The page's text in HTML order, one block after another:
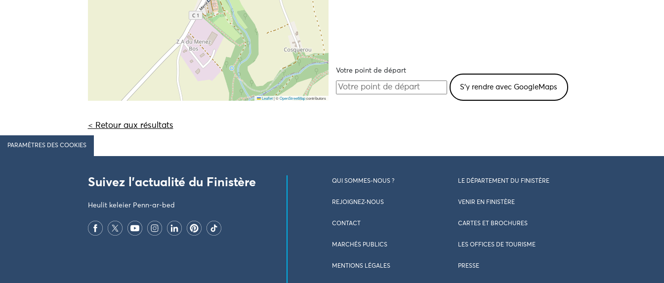
Leaflet |©OpenStreetMapcontributors
Votre point de départ
< Retour aux résultats
PARAMÈTRES DES COOKIES
Suivez l'actualité du Finistère
Heulit keleier Penn-ar-bed
QUI SOMMES-NOUS ? LE DÉPARTEMENT DU FINISTÈRE
REJOIGNEZ-NOUS VENIR EN FINISTÈRE
CONTACT CARTES ET BROCHURES
MARCHÉS PUBLICS LES OFFICES DE TOURISME
MENTIONS LÉGALES PRESSE